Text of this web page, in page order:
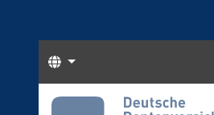
Sprachen
Start